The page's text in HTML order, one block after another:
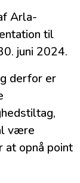
Arla-
til
juni 2024.
derfor er
være
at opnå point